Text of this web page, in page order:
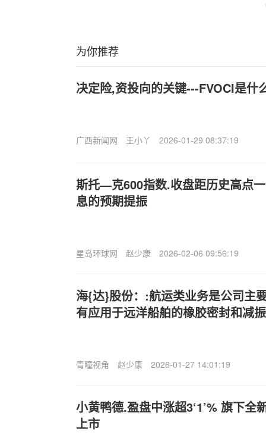
为你推荐
决定险,资投向的关键---FVOCI是什
广西新闻网 王小丫 2026-01-29 08:37:19
斯托—克600指数.收盘距历史高点
息的预期提振
星岛环球网 赵少康 2026-02-06 09:56:19
海{达}股份：:航运类业务是公司主
有应用于远洋船舶的橡胶密封和减
青瞳视角 赵少康 2026-01-27 14:01:19
小黄鸭德.盈盘中涨超3‘1’% 旗下全
上市